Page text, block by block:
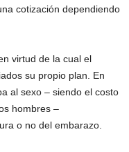
cotización dependiendo
virtud de la cual el
su propio plan. En
al sexo – siendo el costo
hombres –
o no del embarazo.